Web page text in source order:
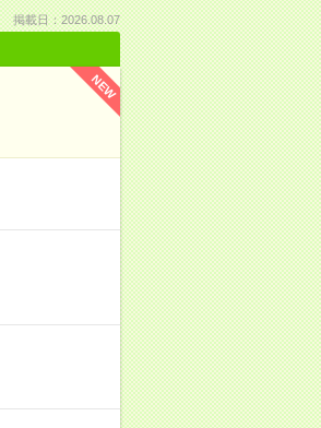
掲載日：2026.08.07
NEW